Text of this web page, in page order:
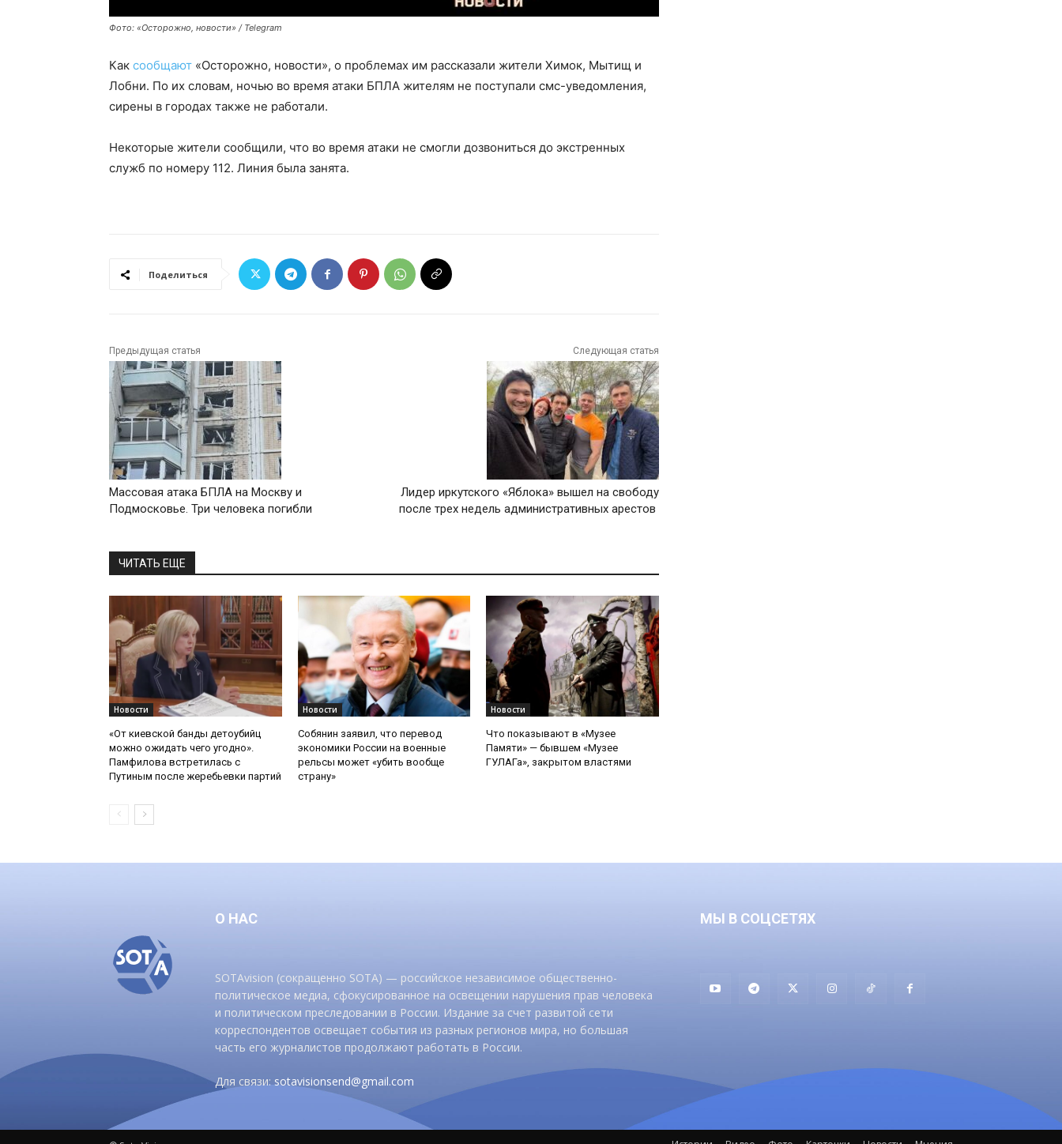
Фото: «Осторожно, новости» / Telegram
Как сообщают «Осторожно, новости», о проблемах им рассказали жители Химок, Мытищ и
Лобни. По их словам, ночью во время атаки БПЛА жителям не поступали смс-уведомления,
сирены в городах также не работали.
Некоторые жители сообщили, что во время атаки не смогли дозвониться до экстренных
служб по номеру 112. Линия была занята.
Поделиться
Предыдущая статья
Массовая атака БПЛА на Москву и
Подмосковье. Три человека погибли
Следующая статья
Лидер иркутского «Яблока» вышел на свободу
после трех недель административных арестов
ЧИТАТЬ ЕЩЕ
Новости
«От киевской банды детоубийц
можно ожидать чего угодно».
Памфилова встретилась с
Путиным после жеребьевки партий
Новости
Собянин заявил, что перевод
экономики России на военные
рельсы может «убить вообще
страну»
Новости
Что показывают в «Музее
Памяти» — бывшем «Музее
ГУЛАГа», закрытом властями
О НАС
SOTAvision (сокращенно SOTA) — российское независимое общественно-
политическое медиа, сфокусированное на освещении нарушения прав человека
и политическом преследовании в России. Издание за счет развитой сети
корреспондентов освещает события из разных регионов мира, но большая
часть его журналистов продолжают работать в России.
Для связи:sotavisionsend@gmail.com
МЫ В СОЦСЕТЯХ